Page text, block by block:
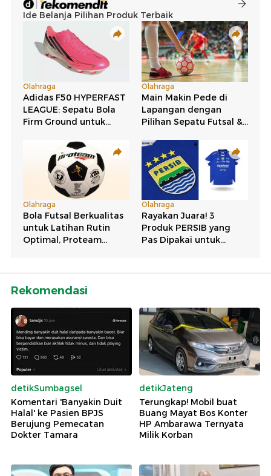
Rekomendasi
detikSumbagsel
Komentari 'Banyakin Duit
Halal' ke Pasien BPJS
Berujung Pemecatan
Dokter Tamara
detikJateng
Terungkap! Mobil buat
Buang Mayat Bos Konter
HP Ambarawa Ternyata
Milik Korban